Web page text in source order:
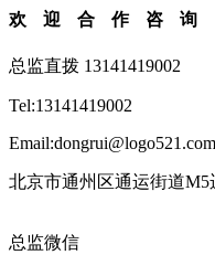
欢迎合作咨询
总监直拨 13141419002
Tel:13141419002
Email:dongrui@logo521.com
北京市通州区通运街道M5
总监微信